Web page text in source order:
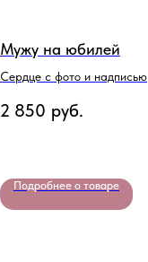
Мужу на юбилей
Сердце с фото и надписью
2 850 руб.
Подробнее о товаре